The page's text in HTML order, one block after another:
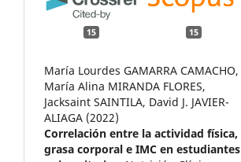
15 15
María Lourdes GAMARRA CAMACHO,
María Alina MIRANDA FLORES,
Jacksaint SAINTILA, David J. JAVIER-
ALIAGA (2022)
Correlación entre la actividad física,
grasa corporal e IMC en estudiantes